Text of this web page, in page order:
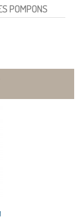
POMPONS